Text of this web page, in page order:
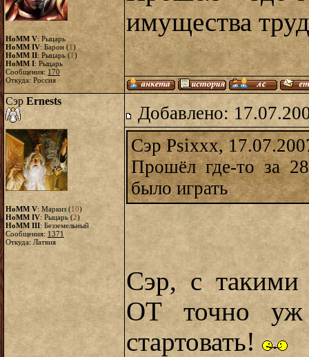
HoMM V: Рыцарь
HoMM IV: Барон (1)
HoMM II: Рыцарь (1)
HoMM I: Рыцарь
Сообщения: 170
Откуда: Россия
имущества
Сэр Ernests
HoMM V: Маркиз (10)
HoMM IV: Рыцарь (2)
HoMM III: Безземельный
Сообщения: 1371
Откуда: Латвия
Добавлено:
Сэр Psixxx,
Прошёл где-то за
было играть
Сэр, с
ОТ точно уж
стартовать!